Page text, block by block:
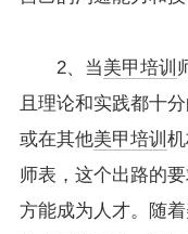
2、当美甲培训
且理论和实践都十
或在其他美甲培训
师表，这个出路的
方能成为人才。随